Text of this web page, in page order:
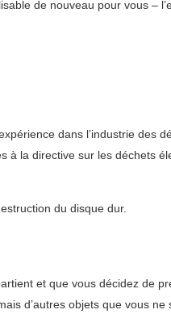
de nouveau pour vous –
dans l’industrie des
à la directive sur les déchets
du disque dur.
et que vous décidez de
d’autres objets que vous ne